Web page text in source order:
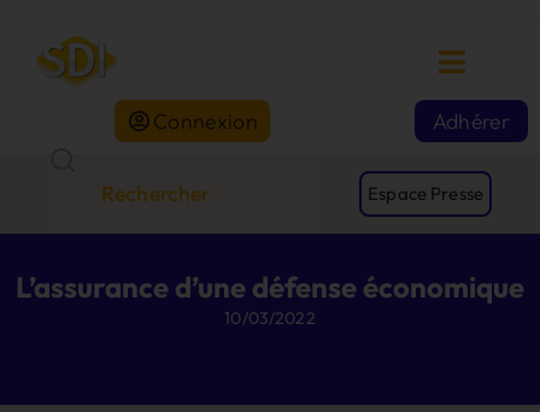
Connexion Adhérer
Espace Presse
L’assurance d’une défense économique
10/03/2022